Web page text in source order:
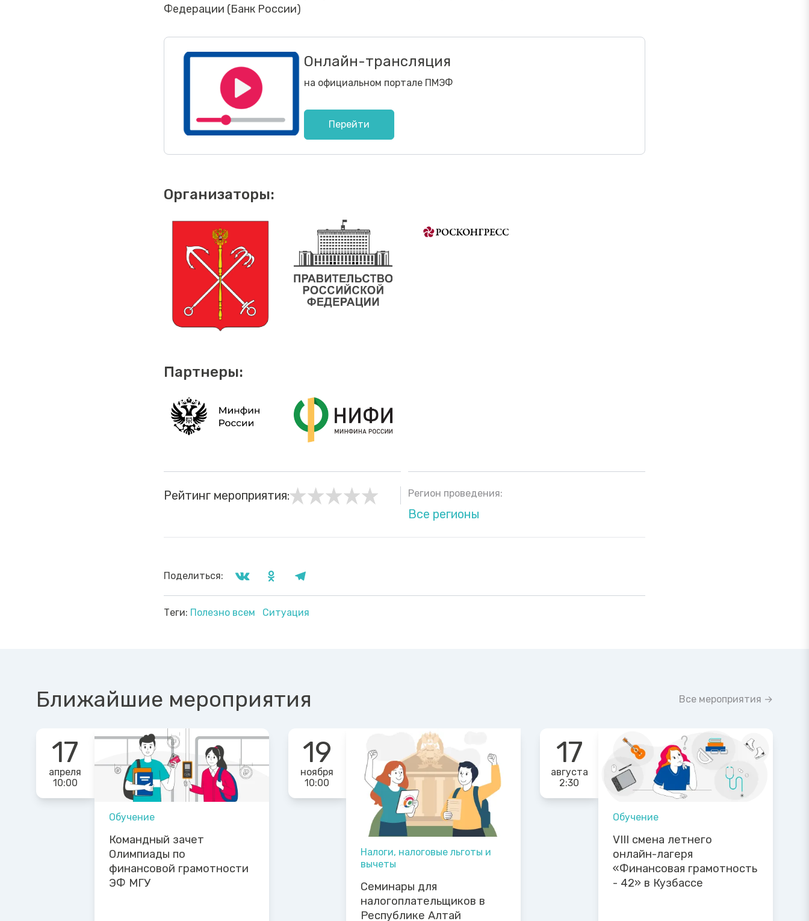
Федерации (Банк России)
Онлайн-трансляция
на официальном портале ПМЭФ
Перейти
Организаторы:
Партнеры:
Рейтинг мероприятия: Регион проведения:
Все регионы
Поделиться:
Теги: Полезно всем Ситуация
Ближайшие мероприятия Все мероприятия →
17
апреля
10:00
Обучение
Командный зачет
Олимпиады по
финансовой грамотности
ЭФ МГУ
19
ноября
10:00
Налоги, налоговые льготы и
вычеты
Семинары для
налогоплательщиков в
Республике Алтай
17
августа
2:30
Обучение
VIII смена летнего
онлайн-лагеря
«Финансовая грамотность
- 42» в Кузбассе